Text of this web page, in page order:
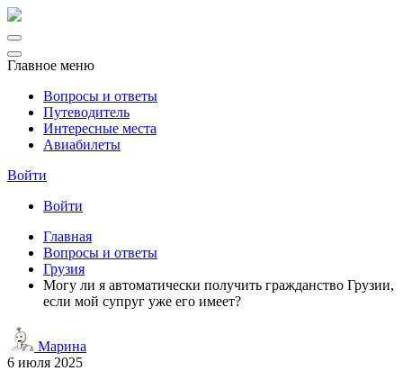
Главное меню
Вопросы и ответы
Путеводитель
Интересные места
Авиабилеты
Войти
Войти
Главная
Вопросы и ответы
Грузия
Могу ли я автоматически получить гражданство Грузии,
если мой супруг уже его имеет?
Марина
6 июля 2025